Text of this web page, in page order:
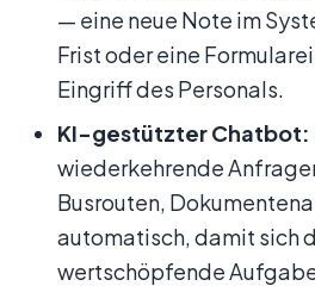
— eine neue Note im
Frist oder eine
Eingriff des Personals.
KI-gestützter Chatbot:
wiederkehrende
Busrouten,
automatisch, damit sich
wertschöpfende